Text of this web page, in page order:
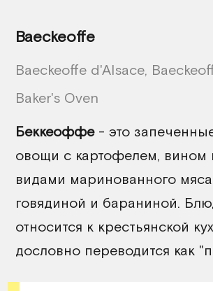
Baeckeoffe
Baeckeoffe d'Alsace,
Baker's Oven
Беккеоффе- это
овощи с картофелем, вином
видами маринованного
говядиной и бараниной.
относится к крестьянской
дословно переводится как